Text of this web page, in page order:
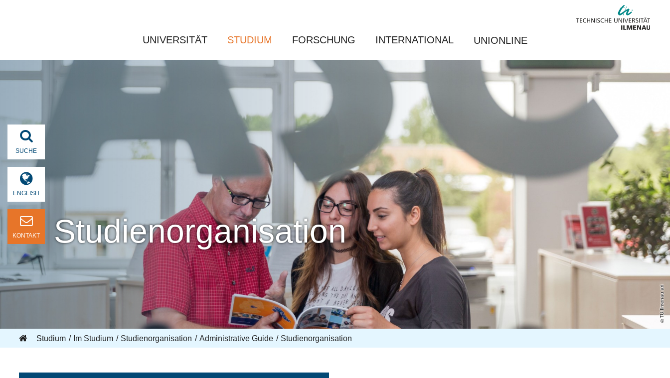
UNIVERSITÄT STUDIUM FORSCHUNG INTERNATIONAL UNIONLINE
TU Ilmenau ari
SUCHE
ENGLISH
KONTAKT Studienorganisation
Studium Im Studium Studienorganisation Administrative Guide Studienorganisation